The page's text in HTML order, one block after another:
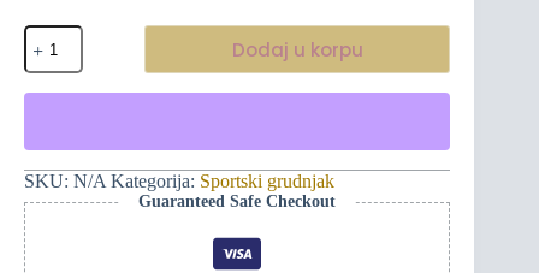
$59,00
Podstavljeni
sportski
grudnjak
-
boje
količina
Dodaj u korpu
SKU: N/A Kategorija: Sportski grudnjak
Guaranteed Safe Checkout